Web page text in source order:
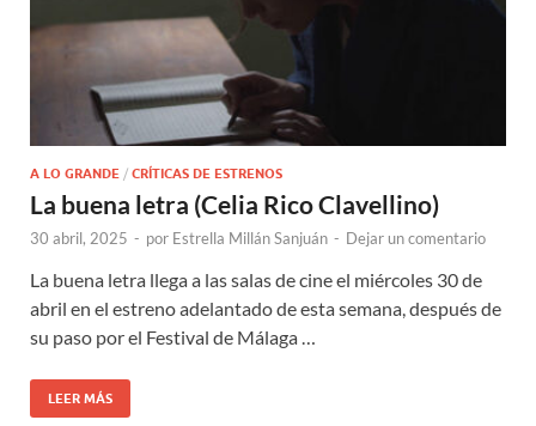
A LO GRANDE / CRÍTICAS DE ESTRENOS
La buena letra (Celia Rico Clavellino)
30 abril, 2025 - por Estrella Millán Sanjuán - Dejar un comentario
La buena letra llega a las salas de cine el miércoles 30 de
abril en el estreno adelantado de esta semana, después de
su paso por el Festival de Málaga …
LEER MÁS